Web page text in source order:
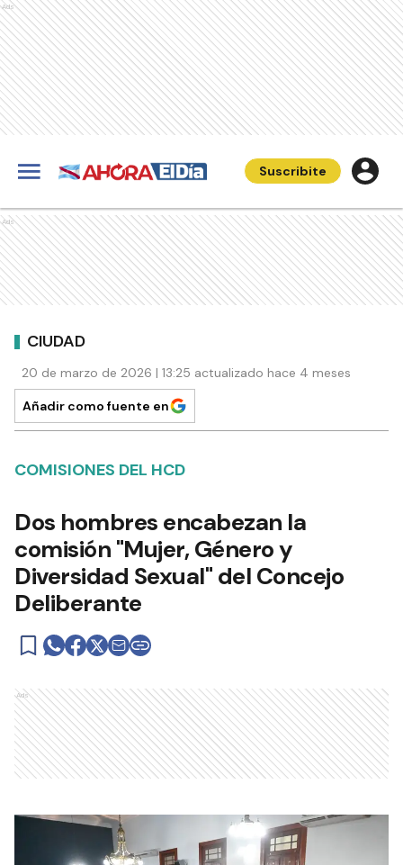
Ads
Suscribite
Ads
CIUDAD
20 de marzo de 2026 | 13:25 actualizado hace 4 meses
Añadir como fuente en
COMISIONES DEL HCD
Dos hombres encabezan la
comisión "Mujer, Género y
Diversidad Sexual" del Concejo
Deliberante
Ads